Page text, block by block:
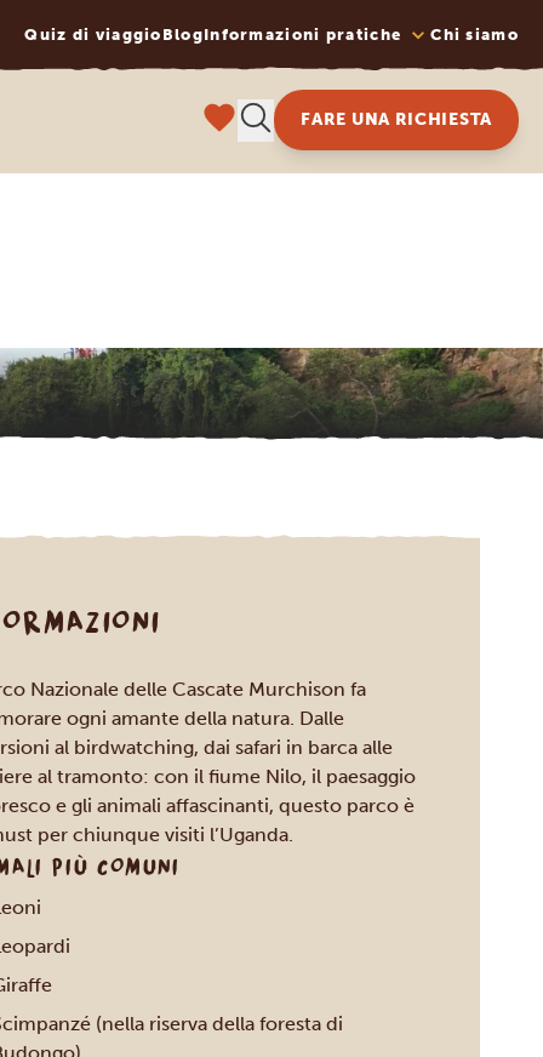
Quiz di viaggio BlogInformazioni pratiche Chi siamo
FARE UNA RICHIESTA
Nazionale delle Cascate Murchison fa
ogni amante della natura. Dalle
al birdwatching, dai safari in barca alle
al tramonto: con il fiume Nilo, il paesaggio
e gli animali affascinanti, questo parco è
per chiunque visiti l’Uganda.
PIÙ COMUNI
(nella riserva della foresta di